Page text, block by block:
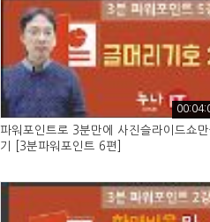
파워포인트로 3분만에 사진슬라이드쇼
기 [3분파워포인트 6편]